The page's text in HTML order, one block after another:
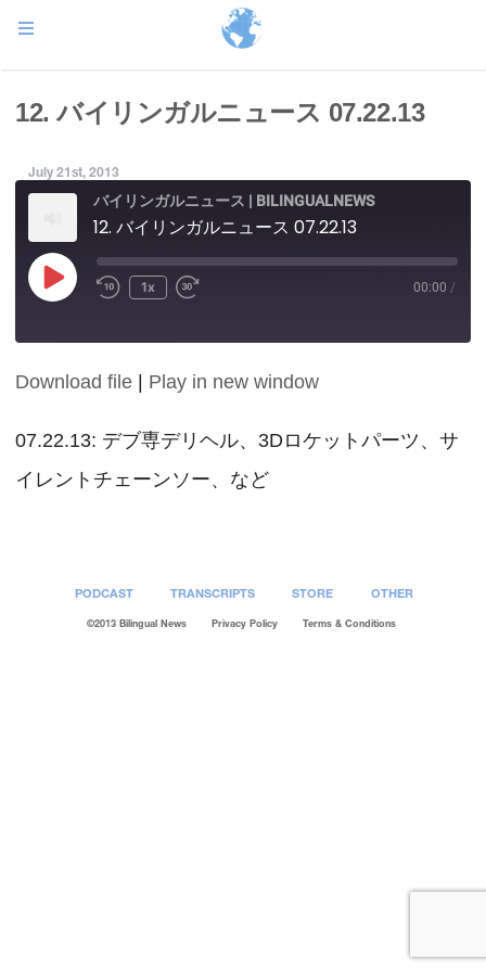
12. バイリンガルニュース 07.22.13
July 21st, 2013
バイリンガルニュース | BILINGUALNEWS
12. バイリンガルニュース 07.22.13
Play
Episode
1x 00:00 /
SHARE
LINK
EMBED
Download file Play in new window
07.22.13: デブ専デリヘル、3Dロケットパーツ、サ
イレントチェーンソー、など
PODCAST TRANSCRIPTS STORE OTHER
©2013 Bilingual News Privacy Policy Terms & Conditions